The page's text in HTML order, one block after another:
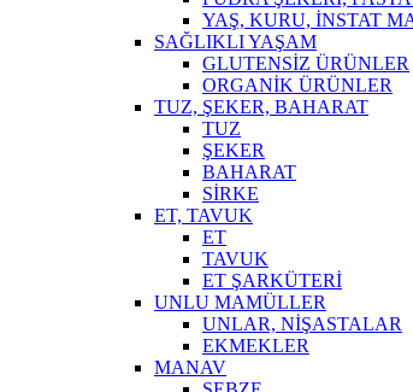
YAŞ, KURU, İNSTAT
SAĞLIKLI YAŞAM
GLUTENSİZ ÜRÜNLER
ORGANİK ÜRÜNLER
TUZ, ŞEKER, BAHARAT
TUZ
ŞEKER
BAHARAT
SİRKE
ET, TAVUK
ET
TAVUK
ET ŞARKÜTERİ
UNLU MAMÜLLER
UNLAR, NİŞASTALAR
EKMEKLER
MANAV